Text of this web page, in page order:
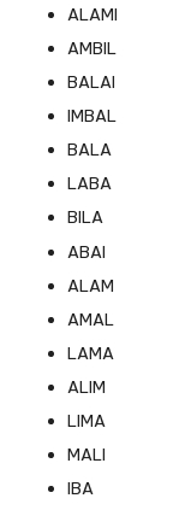
ALAMI
AMBIL
BALAI
IMBAL
BALA
LABA
BILA
ABAI
ALAM
AMAL
LAMA
ALIM
LIMA
MALI
IBA